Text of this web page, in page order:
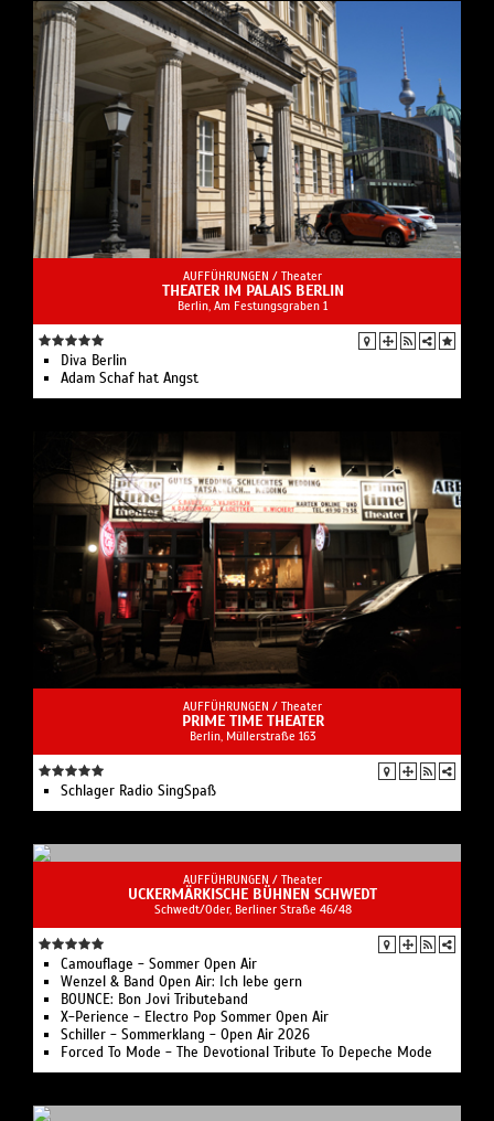
AUFFÜHRUNGEN / Theater
THEATER IM PALAIS BERLIN
Berlin, Am Festungsgraben 1
Diva Berlin
Adam Schaf hat Angst
AUFFÜHRUNGEN / Theater
PRIME TIME THEATER
Berlin, ​Müllerstraße 163
Schlager Radio SingSpaß
AUFFÜHRUNGEN / Theater
UCKERMÄRKISCHE BÜHNEN SCHWEDT
Schwedt/Oder, Berliner Straße 46/48
Camouflage - Sommer Open Air
Wenzel & Band Open Air: Ich lebe gern
BOUNCE: Bon Jovi Tributeband
X-Perience - Electro Pop Sommer Open Air
Schiller - Sommerklang - Open Air 2026
Forced To Mode - The Devotional Tribute To Depeche Mode